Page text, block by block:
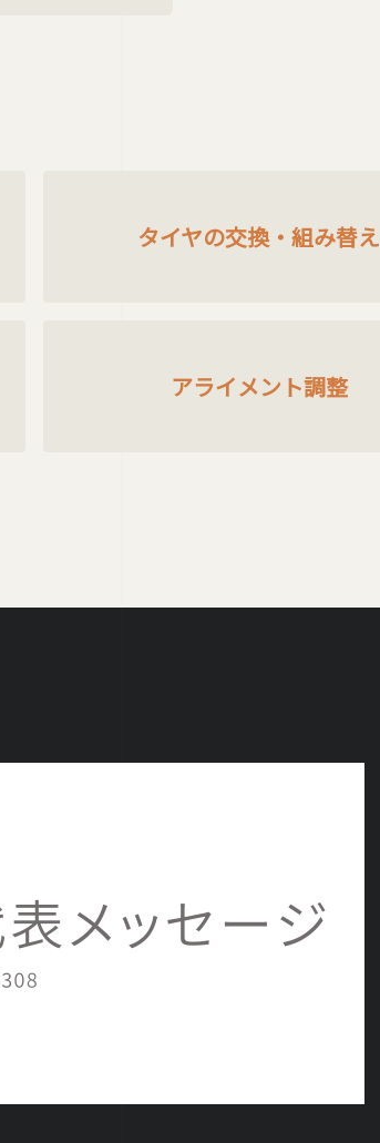
タイヤの交換・組み替え
アライメント調整